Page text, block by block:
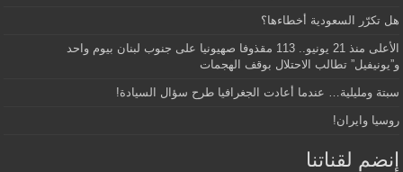
هل تكرّر السعودية أخطاءها؟
الأعلى منذ 21 يونيو.. 113 مقذوفا صهيونيا على جنوب لبنان بيوم واحد
و”يونيفيل” تطالب الاحتلال بوقف الهجمات
سبتة ومليلية… عندما أعادت الجغرافيا طرح سؤال السيادة!
روسيا وايران!
إنضم لقناتنا